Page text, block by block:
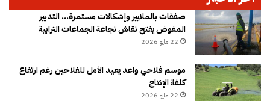
صفقات بالملايير وإشكالات مستمرة… التدبير
المفوض يفتح نقاش نجاعة الجماعات الترابية
22 مايو 2026
موسم فلاحي واعد يعيد الأمل للفلاحين رغم ارتفاع
كلفة الإنتاج
22 مايو 2026